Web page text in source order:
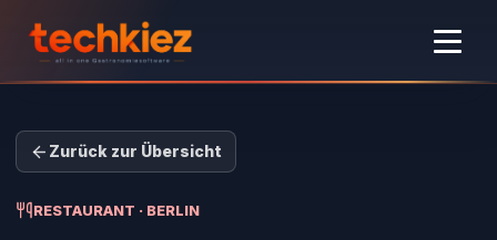
Zurück zur Übersicht
RESTAURANT · BERLIN